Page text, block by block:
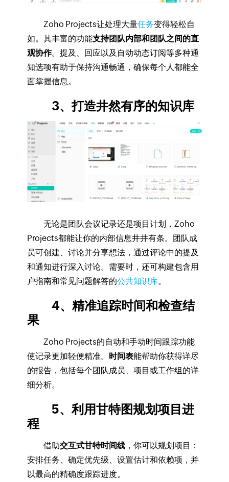
Zoho Projects让处理大量任务变得轻松自
如。其丰富的功能支持团队内部和团队之间的直
观协作。提及、回应以及自动动态订阅等多种通
知选项有助于保持沟通畅通，确保每个人都能全
面掌握信息。
3、打造井然有序的知识库
无论是团队会议记录还是项目计划，Zoho
Projects都能让你的内部信息井井有条。团队成
员可创建、讨论并分享想法，通过评论中的提及
和通知进行深入讨论。需要时，还可构建包含用
户指南和常见问题解答的公共知识库。
4、精准追踪时间和检查结
果
Zoho Projects的自动和手动时间跟踪功能
使记录更加轻便精准。 时间表能帮助你获得详尽
的报告，包括每个团队成员、项目或工作组的详
细分析。
5、利用甘特图规划项目进
程
借助交互式甘特时间线，你可以规划项目：
安排任务、确定优先级、设置估计和依赖项，并
以最高的精确度跟踪进度。